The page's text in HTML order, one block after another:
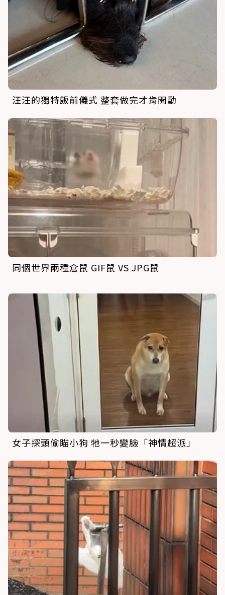
汪汪的獨特飯前儀式 整套做完才肯開動
同個世界兩種倉鼠 GIF鼠 VS JPG鼠
女子探頭偷瞄小狗 牠一秒變臉「神情超派」